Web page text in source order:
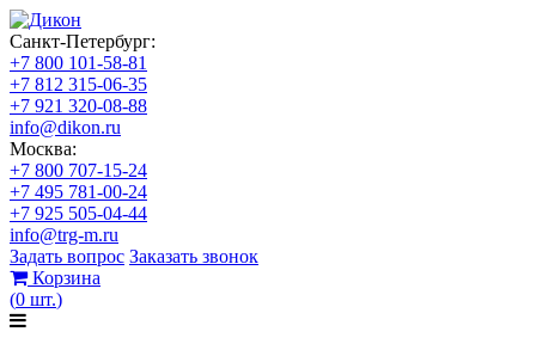
Санкт-Петербург:
+7 800 101-58-81
+7 812 315-06-35
+7 921 320-08-88
info@dikon.ru
Москва:
+7 800 707-15-24
+7 495 781-00-24
+7 925 505-04-44
info@trg-m.ru
Задать вопрос Заказать звонок
Корзина
(0 шт.)